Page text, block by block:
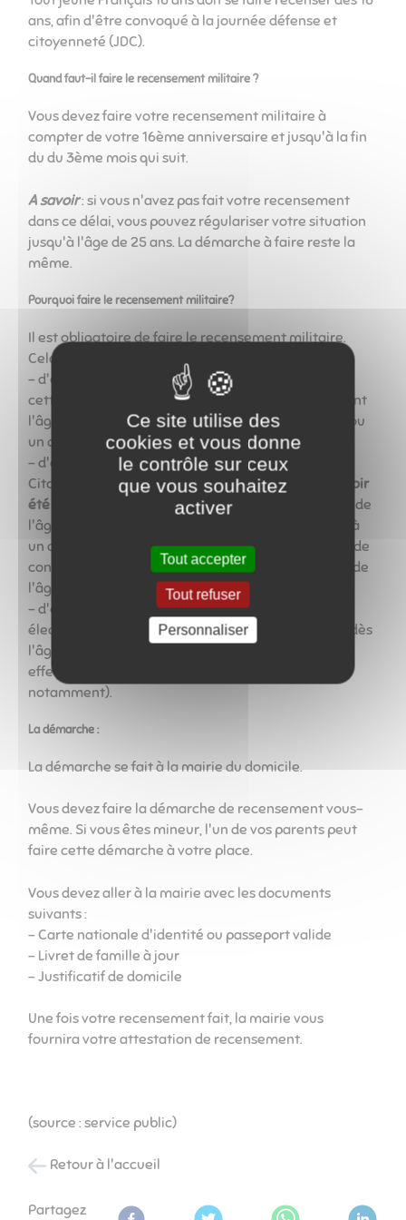
ans, afin d'être convoqué à la journée défense et
citoyenneté (JDC).
Quand faut-il faire le recensement militaire ?
Vous devez faire votre recensement militaire à
compter de votre 16ème anniversaire et jusqu'à la fin
du du 3ème mois qui suit.
A savoir: si vous n'avez pas fait votre recensement
dans ce délai, vous pouvez régulariser votre situation
jusqu'à l'âge de 25 ans. La démarche à faire reste la
même.
Pourquoi faire le recensement militaire?
Il est obligatoire de faire le recensement militaire.
Cela vous permet :
- d'obtenir une attestation de recensement. Avoir
cette attestation est obligatoire pour s'inscrire avant
l'âge de 18 ans à un examen (BEP, Baccalauréat, ...) ou
un concours administratif en France.
- d'être convoqué à la Journée Défense et
Citoyenneté (JDC).Avoir participé à la JDC ou en avoir
été exempté, est obligatoirepour s'inscrire à partir de
l'âge de 18 ans à un examen (BEP, Baccalauréat, ...), à
un concours administratif ou à l'examen du permis de
conduire en France. Cette obligation cesse à partir de
l'âge de 25 ans.
- d'être inscrit automatiquement sur les listes
électorales dès l'âge de 18 ans. Vous pourrez voter dès
l'âge de 18 ans, sans avoir d'autres démarches à
effectuer (sauf en cas de déménagement
notamment).
La démarche :
La démarche se faità la mairie du domicile.
Vous devez faire la démarche de recensement vous-
même. Si vous êtes mineur, l'un de vos parents peut
faire cette démarche à votre place.
Vous devez aller à la mairie avec les documents
suivants :
- Carte nationale d'identité ou passeport valide
- Livret de famille à jour
- Justificatif de domicile
Une fois votre recensement fait, la mairie vous
fournira votre attestation de recensement.
(source : service public)
Retour à l'accueil
Partagez
Ce site utilise des
cookies et vous donne
le contrôle sur ceux
que vous souhaitez
activer
Tout accepter
Tout refuser
Personnaliser